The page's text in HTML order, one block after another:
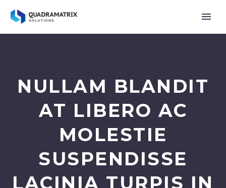
NULLAM BLANDIT
AT LIBERO AC
MOLESTIE
SUSPENDISSE
LACINIA TURPIS IN